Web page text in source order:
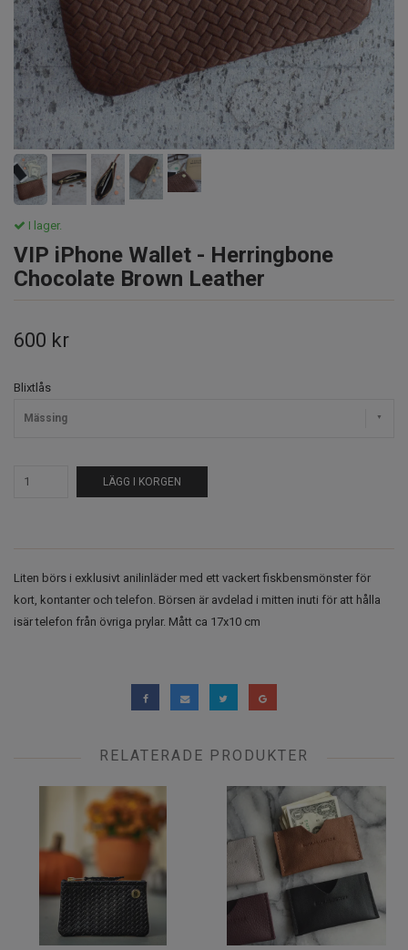
I lager.
VIP iPhone Wallet - Herringbone
Chocolate Brown Leather
600 kr
Blixtlås
Mässing
LÄGG I KORGEN
Liten börs i exklusivt anilinläder med ett vackert fiskbensmönster för
kort, kontanter och telefon. Börsen är avdelad i mitten inuti för att hålla
isär telefon från övriga prylar. Mått ca 17x10 cm
RELATERADE PRODUKTER